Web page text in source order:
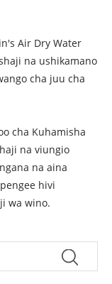
Air Dry Water
na ushikamano
cha juu cha
cha Kuhamisha
na viungio
na aina
hivi
wa wino.